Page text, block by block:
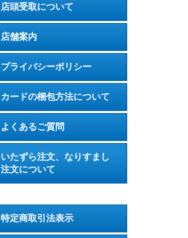
店頭受取について
店舗案内
プライバシーポリシー
カードの梱包方法について
よくあるご質問
いたずら注文、なりすまし
注文について
特定商取引法表示